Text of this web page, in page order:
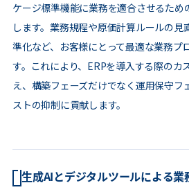
ケージ標準機能に業務を適合させるため
します。業務規程や原価計算ルールの
準化など、お客様にとって最適な業務プ
す。これにより、ERPを導入する際のカ
え、構築フェーズだけでなく運用保守フ
ストの抑制に貢献します。
生成AIとデジタルツールによる業